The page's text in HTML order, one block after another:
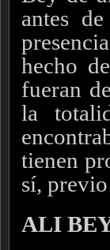
antes
hecho
fueran
la
tienen
sí,
ALI